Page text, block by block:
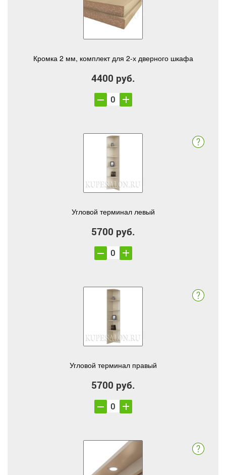
Кромка 2 мм, комплект для 2-х дверного шкафа
4400 руб.
Угловой терминал левый
5700 руб.
Угловой терминал правый
5700 руб.